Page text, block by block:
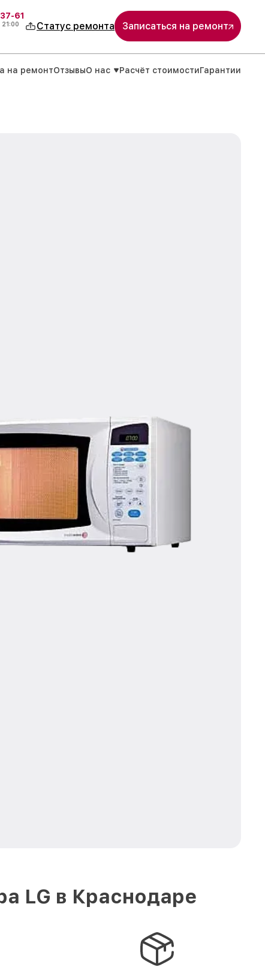
61
21:00 Статус ремонта Записаться на ремонт
на ремонтОтзывыО нас Расчёт стоимостиГарантии
LG в Краснодаре